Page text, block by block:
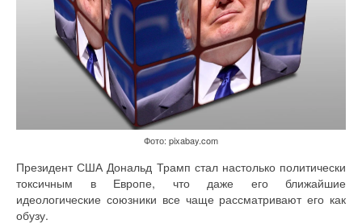
Фото: pixabay.com
Президент США Дональд Трамп стал настолько политически
токсичным в Европе, что даже его ближайшие
идеологические союзники все чаще рассматривают его как
обузу.